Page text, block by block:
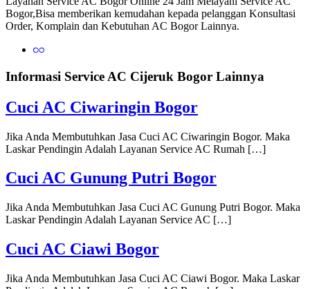
Bogor,Bisa memberikan kemudahan kepada pelanggan Konsultasi
Order, Komplain dan Kebutuhan AC Bogor Lainnya.
Informasi Service AC Cijeruk Bogor Lainnya
Cuci AC Ciwaringin Bogor
Jika Anda Membutuhkan Jasa Cuci AC Ciwaringin Bogor. Maka
Laskar Pendingin Adalah Layanan Service AC Rumah […]
Cuci AC Gunung Putri Bogor
Jika Anda Membutuhkan Jasa Cuci AC Gunung Putri Bogor. Maka
Laskar Pendingin Adalah Layanan Service AC […]
Cuci AC Ciawi Bogor
Jika Anda Membutuhkan Jasa Cuci AC Ciawi Bogor. Maka Laskar